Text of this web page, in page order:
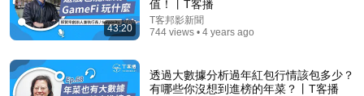
【沈春華專訪高希均】90歲的人生答案：自律、誠信
天下文化 131K views
43:20
值！丨T客播
T客邦影新聞
744 views • 4 years ago
透過大數據分析過年紅包行情該包多少？
有哪些你沒想到進榜的年菜？丨T客播